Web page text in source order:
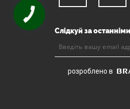
Слідкуй за
розроблено в
КНОПКА
ЗВ'ЯЗКУ